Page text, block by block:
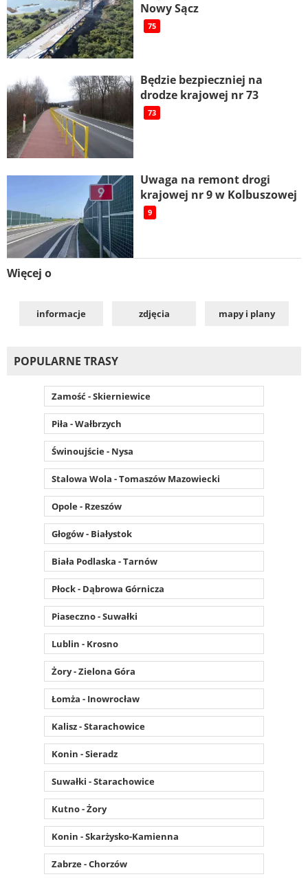
Nowy Sącz
75
Będzie bezpieczniej na
drodze krajowej nr 73
73
Uwaga na remont drogi
krajowej nr 9 w Kolbuszowej
9
Więcej o
informacje zdjęcia mapy i plany
POPULARNE TRASY
Zamość - Skierniewice
Piła - Wałbrzych
Świnoujście - Nysa
Stalowa Wola - Tomaszów Mazowiecki
Opole - Rzeszów
Głogów - Białystok
Biała Podlaska - Tarnów
Płock - Dąbrowa Górnicza
Piaseczno - Suwałki
Lublin - Krosno
Żory - Zielona Góra
Łomża - Inowrocław
Kalisz - Starachowice
Konin - Sieradz
Suwałki - Starachowice
Kutno - Żory
Konin - Skarżysko-Kamienna
Zabrze - Chorzów